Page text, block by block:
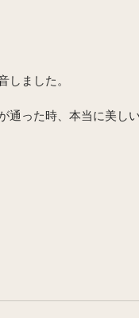
しました。
通った時、本当に美し